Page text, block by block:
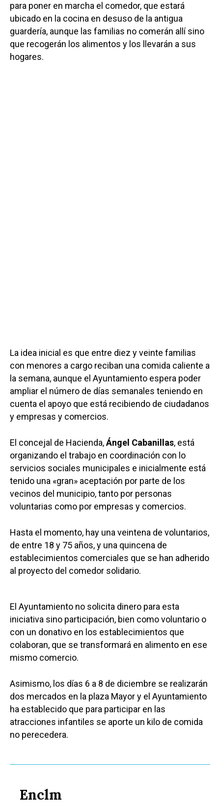
para poner en marcha el comedor, que estará
ubicado en la cocina en desuso de la antigua
guardería, aunque las familias no comerán allí sino
que recogerán los alimentos y los llevarán a sus
hogares.
La idea inicial es que entre diez y veinte familias
con menores a cargo reciban una comida caliente a
la semana, aunque el Ayuntamiento espera poder
ampliar el número de días semanales teniendo en
cuenta el apoyo que está recibiendo de ciudadanos
y empresas y comercios.
El concejal de Hacienda,Ángel Cabanillas, está
organizando el trabajo en coordinación con lo
servicios sociales municipales e inicialmente está
tenido una «gran» aceptación por parte de los
vecinos del municipio, tanto por personas
voluntarias como por empresas y comercios.
Hasta el momento, hay una veintena de voluntarios,
de entre 18 y 75 años, y una quincena de
establecimientos comerciales que se han adherido
al proyecto del comedor solidario.
El Ayuntamiento no solicita dinero para esta
iniciativa sino participación, bien como voluntario o
con un donativo en los establecimientos que
colaboran, que se transformará en alimento en ese
mismo comercio.
Asimismo, los días 6 a 8 de diciembre se realizarán
dos mercados en la plaza Mayor y el Ayuntamiento
ha establecido que para participar en las
atracciones infantiles se aporte un kilo de comida
no perecedera.
Enclm